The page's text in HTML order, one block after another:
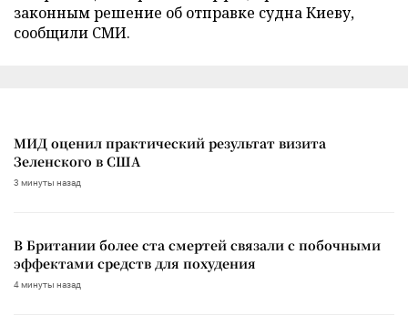
законным решение об отправке судна Киеву,
сообщили СМИ.
МИД оценил практический результат визита
Зеленского в США
3 минуты назад
В Британии более ста смертей связали с побочными
эффектами средств для похудения
4 минуты назад